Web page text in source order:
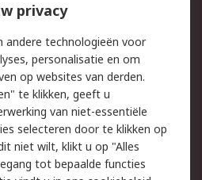
Technisch advies
Email veiligheid
Websitevoorwaarden
privacy
andere technologieën voor
personalisatie en om
op websites van derden.
te klikken, geeft u
van niet-essentiële
selecteren door te klikken op
niet wilt, klikt u op "Alles
tot bepaalde functies